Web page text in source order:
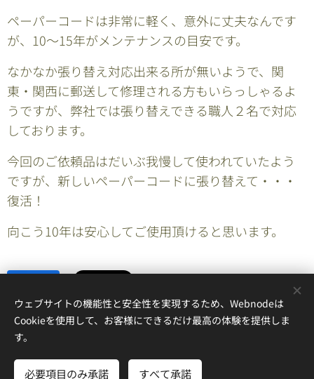
ペーパーコードは非常に軽く、意外に丈夫なんです
が、10～15年がメンテナンスの目安です。
なかなか張り替え対応出来る所が無いようで、関
東・関西に郵送して修理される方もいらっしゃるよ
うですが、弊社では張り替えできる職人２名で対応
しております。
今回のご依頼品はだいぶ我慢して使われていたよう
ですが、新しいペーパーコードに張り替えて・・・
復活！
向こう10年は安心してご使用頂けると思います。
ウェブサイトの機能性と安全性を実現するため、Webnodeは
Cookieを使用して、お客様にできるだけ最高の体験を提供しま
す。
必要項目のみ承諾 すべて承諾